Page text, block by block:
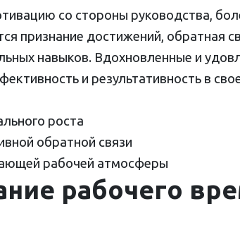
со стороны руководства,
признание достижений, обратная
навыков. Вдохновленные и
и результативность в
роста
обратной связи
рабочей атмосферы
рабочего